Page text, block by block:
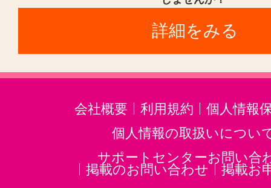
詳細をみる
会社概要 利用規約
個人情報
個人情報の取扱いについ
サポートセンターお問い合
掲載のお問い合わせ
掲載お